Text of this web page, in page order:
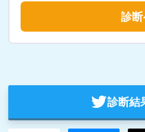
診
診断結